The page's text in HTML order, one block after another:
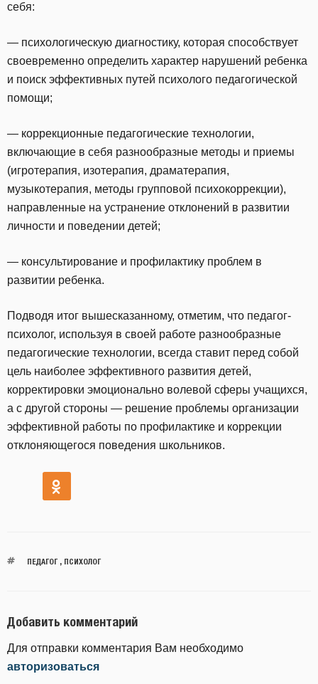
себя:
— психологическую диагностику, которая способствует
своевременно определить характер нарушений ребенка
и поиск эффективных путей психолого педагогической
помощи;
— коррекционные педагогические технологии,
включающие в себя разнообразные методы и приемы
(игротерапия, изотерапия, драматерапия,
музыкотерапия, методы групповой психокоррекции),
направленные на устранение отклонений в развитии
личности и поведении детей;
— консультирование и профилактику проблем в
развитии ребенка.
Подводя итог вышесказанному, отметим, что педагог-
психолог, используя в своей работе разнообразные
педагогические технологии, всегда ставит перед собой
цель наиболее эффективного развития детей,
корректировки эмоционально волевой сферы учащихся,
а с другой стороны — решение проблемы организации
эффективной работы по профилактике и коррекции
отклоняющегося поведения школьников.
ПЕДАГОГ, ПСИХОЛОГ
Добавить комментарий
Для отправки комментария Вам необходимо
авторизоваться